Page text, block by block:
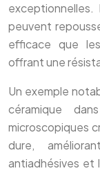
peuvent
efficace que
offrant une
Un exemple
céramique
microscopiques
dure,
antiadhésives et